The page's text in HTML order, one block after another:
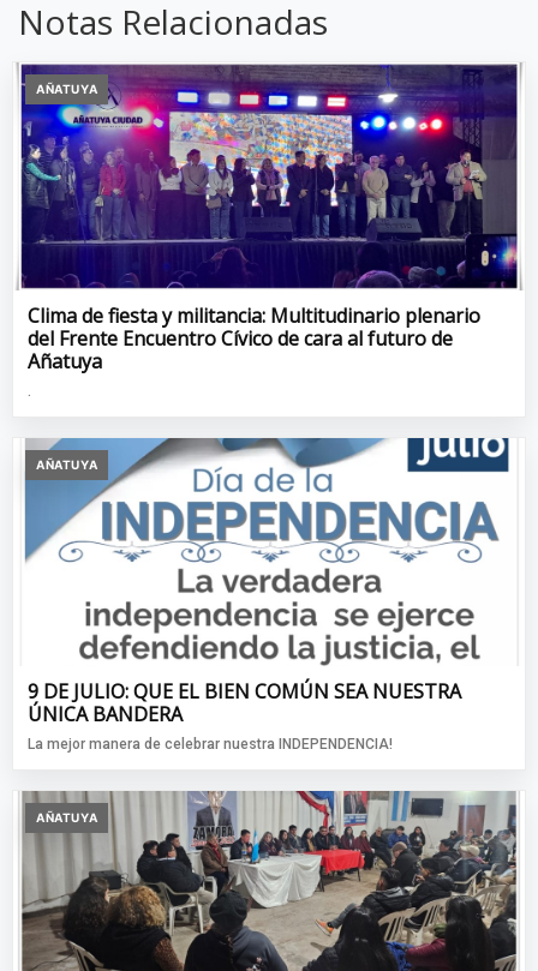
Notas Relacionadas
AÑATUYA
Clima de fiesta y militancia: Multitudinario plenario
del Frente Encuentro Cívico de cara al futuro de
Añatuya
.
AÑATUYA
9 DE JULIO: QUE EL BIEN COMÚN SEA NUESTRA
ÚNICA BANDERA
La mejor manera de celebrar nuestra INDEPENDENCIA!
AÑATUYA